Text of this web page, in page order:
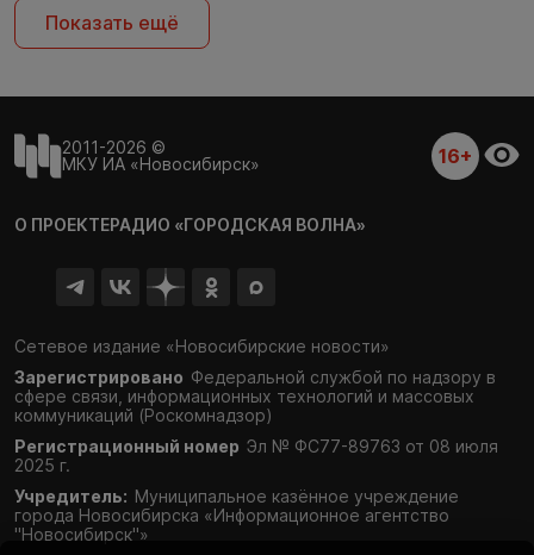
Показать ещё
2011-2026 ©
МКУ ИА «Новосибирск»
16+
О ПРОЕКТЕРАДИО «ГОРОДСКАЯ ВОЛНА»
Сетевое издание «Новосибирские новости»
Зарегистрировано Федеральной службой по надзору в
сфере связи, информационных технологий и массовых
коммуникаций (Роскомнадзор)
Регистрационный номер Эл № ФС77-89763 от 08 июля
2025 г.
Учредитель: Муниципальное казённое учреждение
города Новосибирска «Информационное агентство
"Новосибирск"»